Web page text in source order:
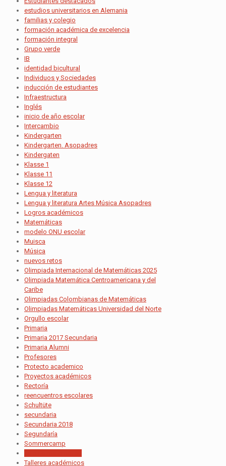
estudios universitarios en Alemania
familias y colegio
formación académica de excelencia
formación integral
Grupo verde
IB
identidad bicultural
Individuos y Sociedades
inducción de estudiantes
Infraestructura
Inglés
inicio de año escolar
Intercambio
Kindergarten
Kindergarten. Asopadres
Kindergaten
Klasse 1
Klasse 11
Klasse 12
Lengua y literatura
Lengua y literatura Artes Música Asopadres
Logros académicos
Matemáticas
modelo ONU escolar
Muisca
Música
nuevos retos
Olimpiada Internacional de Matemáticas 2025
Olimpiada Matemática Centroamericana y del
Caribe
Olimpiadas Colombianas de Matemáticas
Olimpiadas Matemáticas Universidad del Norte
Orgullo escolar
Primaria
Primaria 2017 Secundaria
Primaria Alumni
Profesores
Protecto academico
Proyectos académicos
Rectoría
reencuentros escolares
Schultüte
secundaria
Secundaria 2018
Segundaría
Sommercamp
Talleres académicos